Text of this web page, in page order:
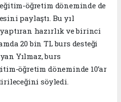
eğitim-öğretim döneminde de
paylaştı. Bu yıl
hazırlık ve birinci
20 bin TL burs desteği
Yılmaz, burs
öğretim döneminde 10’ar
söyledi.